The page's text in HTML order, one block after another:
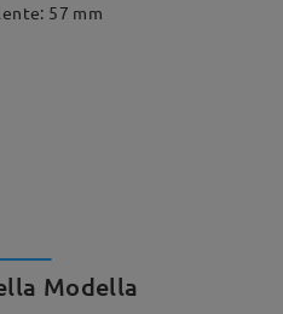
57 mm
Modella